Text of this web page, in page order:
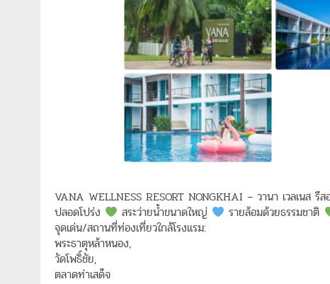
VANA WELLNESS RESORT NONGKHAI – วานา เวลเนส รี
ปลอดโปร่ง
สระว่ายน้ำขนาดใหญ่ รายล้อมด้วยธรรมชาติ
จุดเด่น/สถานที่ท่องเที่ยวใกล้โรงแรม:
พระธาตุหล้าหนอง,
วัดโพธิ์ชัย,
ตลาดท่าเสด็จ